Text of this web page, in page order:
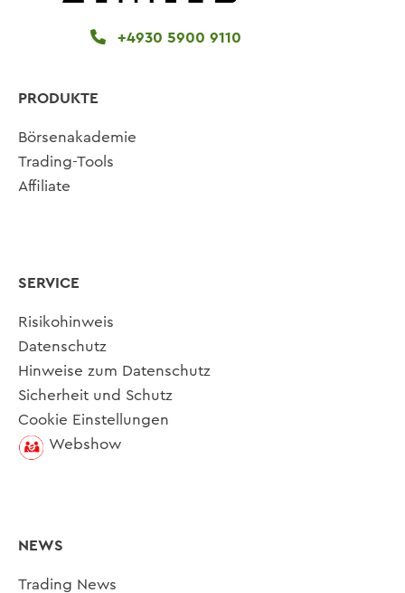
+4930 5900 9110
PRODUKTE
Börsenakademie
Trading-Tools
Affiliate
SERVICE
Risikohinweis
Datenschutz
Hinweise zum Datenschutz
Sicherheit und Schutz
Cookie Einstellungen
Webshow
NEWS
Trading News